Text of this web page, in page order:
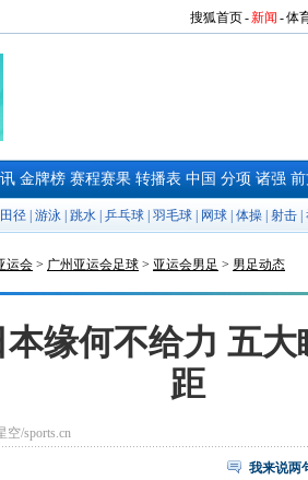
搜狐首页-新闻 -体
金牌榜 赛程赛果 转播表 中国 分项 诸强
田径 游泳 跳水 乒乓球 羽毛球 网球 体操 射击
运会 > 广州亚运会足球 > 亚运会男足 > 男足动态
本缘何不给力 五
距
空/sports.cn
我来说两